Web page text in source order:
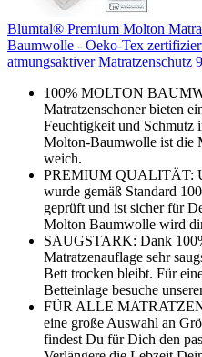
Blumtal® Premium Molton
Baumwolle - Oeko-Tex
atmungsaktiver Matratzenschutz
100% MOLTON
Matratzenschoner bieten
Feuchtigkeit und Schmutz
Molton-Baumwolle ist die
weich.
PREMIUM QUALITÄT:
wurde gemäß Standard
geprüft und ist sicher für
Molton Baumwolle wird
SAUGSTARK: Dank
Matratzenauflage sehr
Bett trocken bleibt. Für
Betteinlage besuche
FÜR ALLE
eine große Auswahl an
findest Du für Dich den